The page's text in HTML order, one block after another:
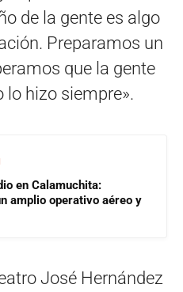
de la gente es algo
Preparamos un
que la gente
hizo siempre».
en Calamuchita:
amplio operativo aéreo y
José Hernández